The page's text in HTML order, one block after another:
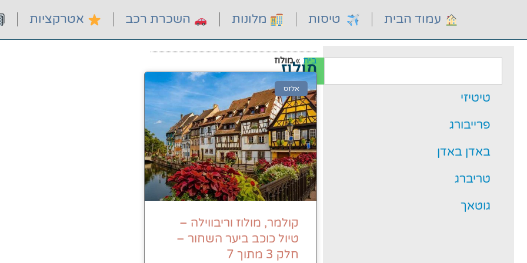
עמוד הבית טיסות מלונות השכרת רכב אטרקציות
טיטיזי
פרייבורג
באדן באדן
טריברג
גוטאך
בית »מולוז
מולוז
אלזס
קולמר, מולוז וריבווילה –
טיול כוכב ביער השחור –
חלק 3 מתוך 7